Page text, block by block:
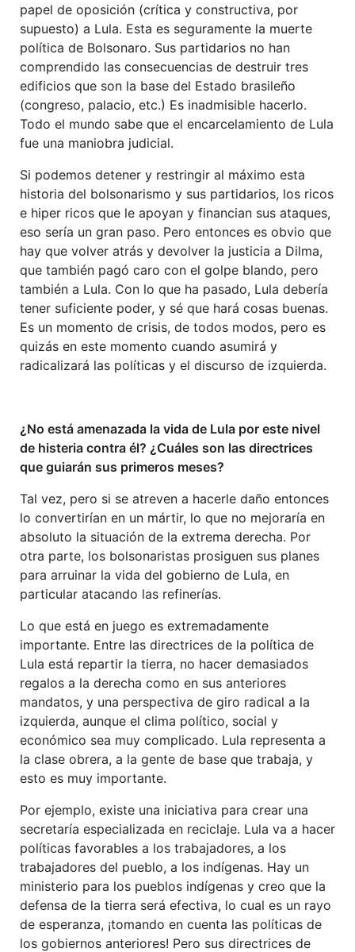
papel de oposición (crítica y constructiva, por
supuesto) a Lula. Esta es seguramente la muerte
política de Bolsonaro. Sus partidarios no han
comprendido las consecuencias de destruir tres
edificios que son la base del Estado brasileño
(congreso, palacio, etc.) Es inadmisible hacerlo.
Todo el mundo sabe que el encarcelamiento de Lula
fue una maniobra judicial.
Si podemos detener y restringir al máximo esta
historia del bolsonarismo y sus partidarios, los ricos
e hiper ricos que le apoyan y financian sus ataques,
eso sería un gran paso. Pero entonces es obvio que
hay que volver atrás y devolver la justicia a Dilma,
que también pagó caro con el golpe blando, pero
también a Lula. Con lo que ha pasado, Lula debería
tener suficiente poder, y sé que hará cosas buenas.
Es un momento de crisis, de todos modos, pero es
quizás en este momento cuando asumirá y
radicalizará las políticas y el discurso de izquierda.
¿No está amenazada la vida de Lula por este nivel
de histeria contra él? ¿Cuáles son las directrices
que guiarán sus primeros meses?
Tal vez, pero si se atreven a hacerle daño entonces
lo convertirían en un mártir, lo que no mejoraría en
absoluto la situación de la extrema derecha. Por
otra parte, los bolsonaristas prosiguen sus planes
para arruinar la vida del gobierno de Lula, en
particular atacando las refinerías.
Lo que está en juego es extremadamente
importante. Entre las directrices de la política de
Lula está repartir la tierra, no hacer demasiados
regalos a la derecha como en sus anteriores
mandatos, y una perspectiva de giro radical a la
izquierda, aunque el clima político, social y
económico sea muy complicado. Lula representa a
la clase obrera, a la gente de base que trabaja, y
esto es muy importante.
Por ejemplo, existe una iniciativa para crear una
secretaría especializada en reciclaje. Lula va a hacer
políticas favorables a los trabajadores, a los
trabajadores del pueblo, a los indígenas. Hay un
ministerio para los pueblos indígenas y creo que la
defensa de la tierra será efectiva, lo cual es un rayo
de esperanza, ¡tomando en cuenta las políticas de
los gobiernos anteriores! Pero sus directrices de